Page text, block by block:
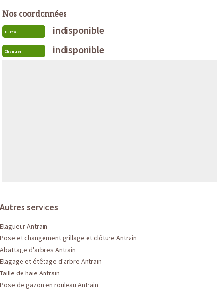
Nos coordonnées
Bureau indisponible
Chantier indisponible
Autres services
Elagueur Antrain
Pose et changement grillage et clôture Antrain
Abattage d'arbres Antrain
Elagage et étêtage d'arbre Antrain
Taille de haie Antrain
Pose de gazon en rouleau Antrain